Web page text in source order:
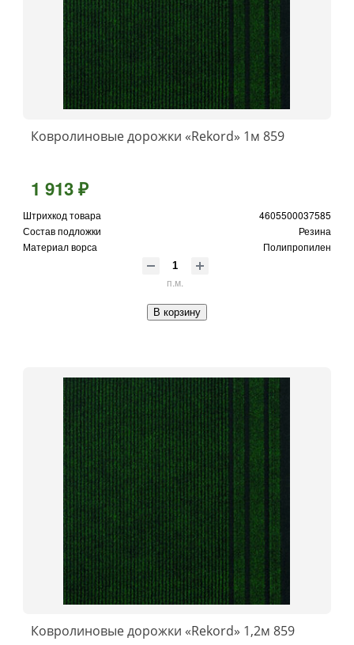
Ковролиновые дорожки «Rekord» 1м 859
1 913 ₽
Штрихкод товара
4605500037585
Состав подложки
Резина
Материал ворса
Полипропилен
п.м.
В корзину
Ковролиновые дорожки «Rekord» 1,2м 859